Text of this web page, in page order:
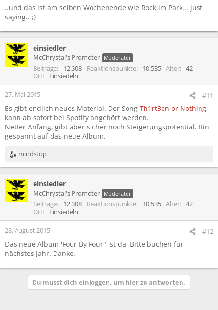
..und das ist am selben Wochenende wie Rock im Park... just
saying.. ;)
einsiedler
McChrystal's Promoter Moderator
Beiträge 12.308 Reaktionspunkte 10.535 Alter
42
Ort
Einsiedeln
27. Mai 2015 #11
Es gibt endlich neues Material. Der Song Th1rt3en or Nothing
kann ab sofort bei Spotify angehört werden.
Netter Anfang, gibt aber sicher noch Steigerungspotential. Bin
gespannt auf das neue Album.
R
e
k
t
i
n
e
:
mindstop
einsiedler
McChrystal's Promoter Moderator
Beiträge 12.308 Reaktionspunkte 10.535 Alter
42
Ort
Einsiedeln
28. August 2015 #12
Das neue Album 'Four By Four" ist da. Bitte buchen für
nächstes Jahr. Danke.
Du musst dich einloggen, um hier zu antworten.